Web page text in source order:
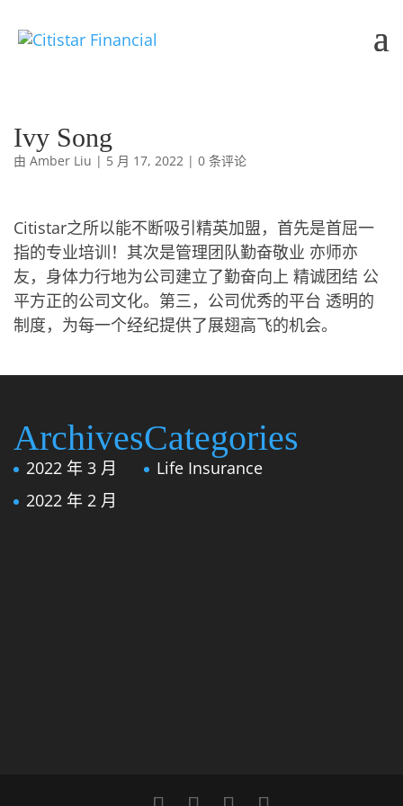
Ivy Song
由 Amber Liu | 5 月 17, 2022 | 0 条评论
Citistar之所以能不断吸引精英加盟，首先是首屈一
指的专业培训！其次是管理团队勤奋敬业 亦师亦
友，身体力行地为公司建立了勤奋向上 精诚团结 公
平方正的公司文化。第三，公司优秀的平台 透明的
制度，为每一个经纪提供了展翅高飞的机会。
Archives
2022 年 3 月
2022 年 2 月
Categories
Life Insurance